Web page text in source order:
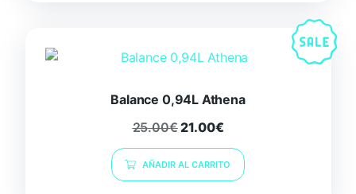
Balance 0,94L Athena
25.00€21.00€
AÑADIR AL CARRITO